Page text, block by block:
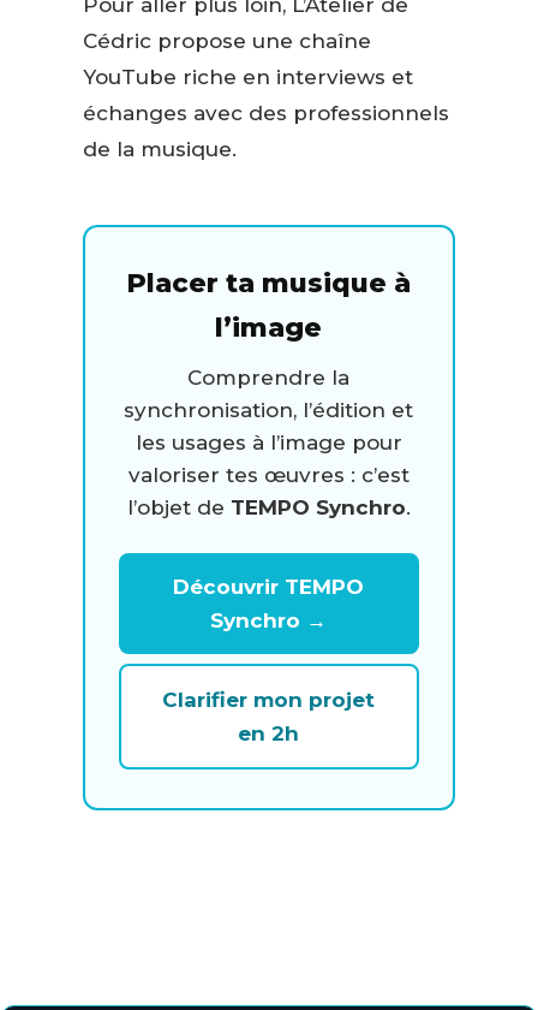
Cédric propose une chaîne
YouTube riche en interviews et
échanges avec des professionnels
de la musique.
Placer ta musique à
l’image
Comprendre la
synchronisation, l’édition et
les usages à l’image pour
valoriser tes œuvres : c’est
l’objet de TEMPO Synchro.
Découvrir TEMPO
Synchro →
Clarifier mon projet
en 2h